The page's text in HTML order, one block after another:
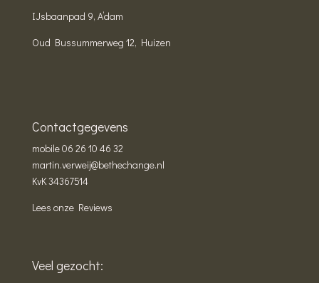
IJsbaanpad 9, A’dam
Oud Bussummerweg 12, Huizen
Contactgegevens
mobile06 26 10 46 32
martin.verweij@bethechange.nl
KvK 34367514
Lees onze Reviews
Veel gezocht: